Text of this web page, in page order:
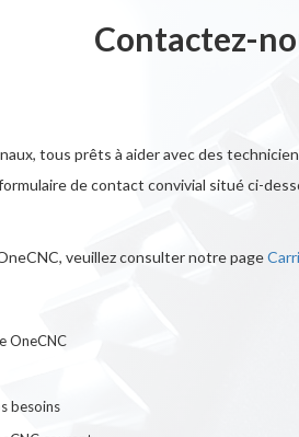
Contactez-
tous prêts à aider avec des
de contact convivial situé ci-
veuillez consulter notre page
OneCNC
besoins